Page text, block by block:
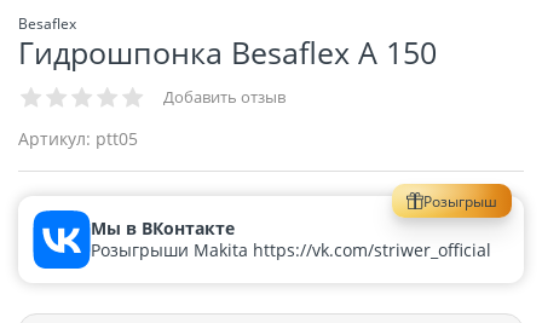
Besaflex
Гидрошпонка Besaflex A 150
Добавить отзыв
Артикул: ptt05
Розыгрыш
Мы в ВКонтакте
Розыгрыши Makita https://vk.com/striwer_official